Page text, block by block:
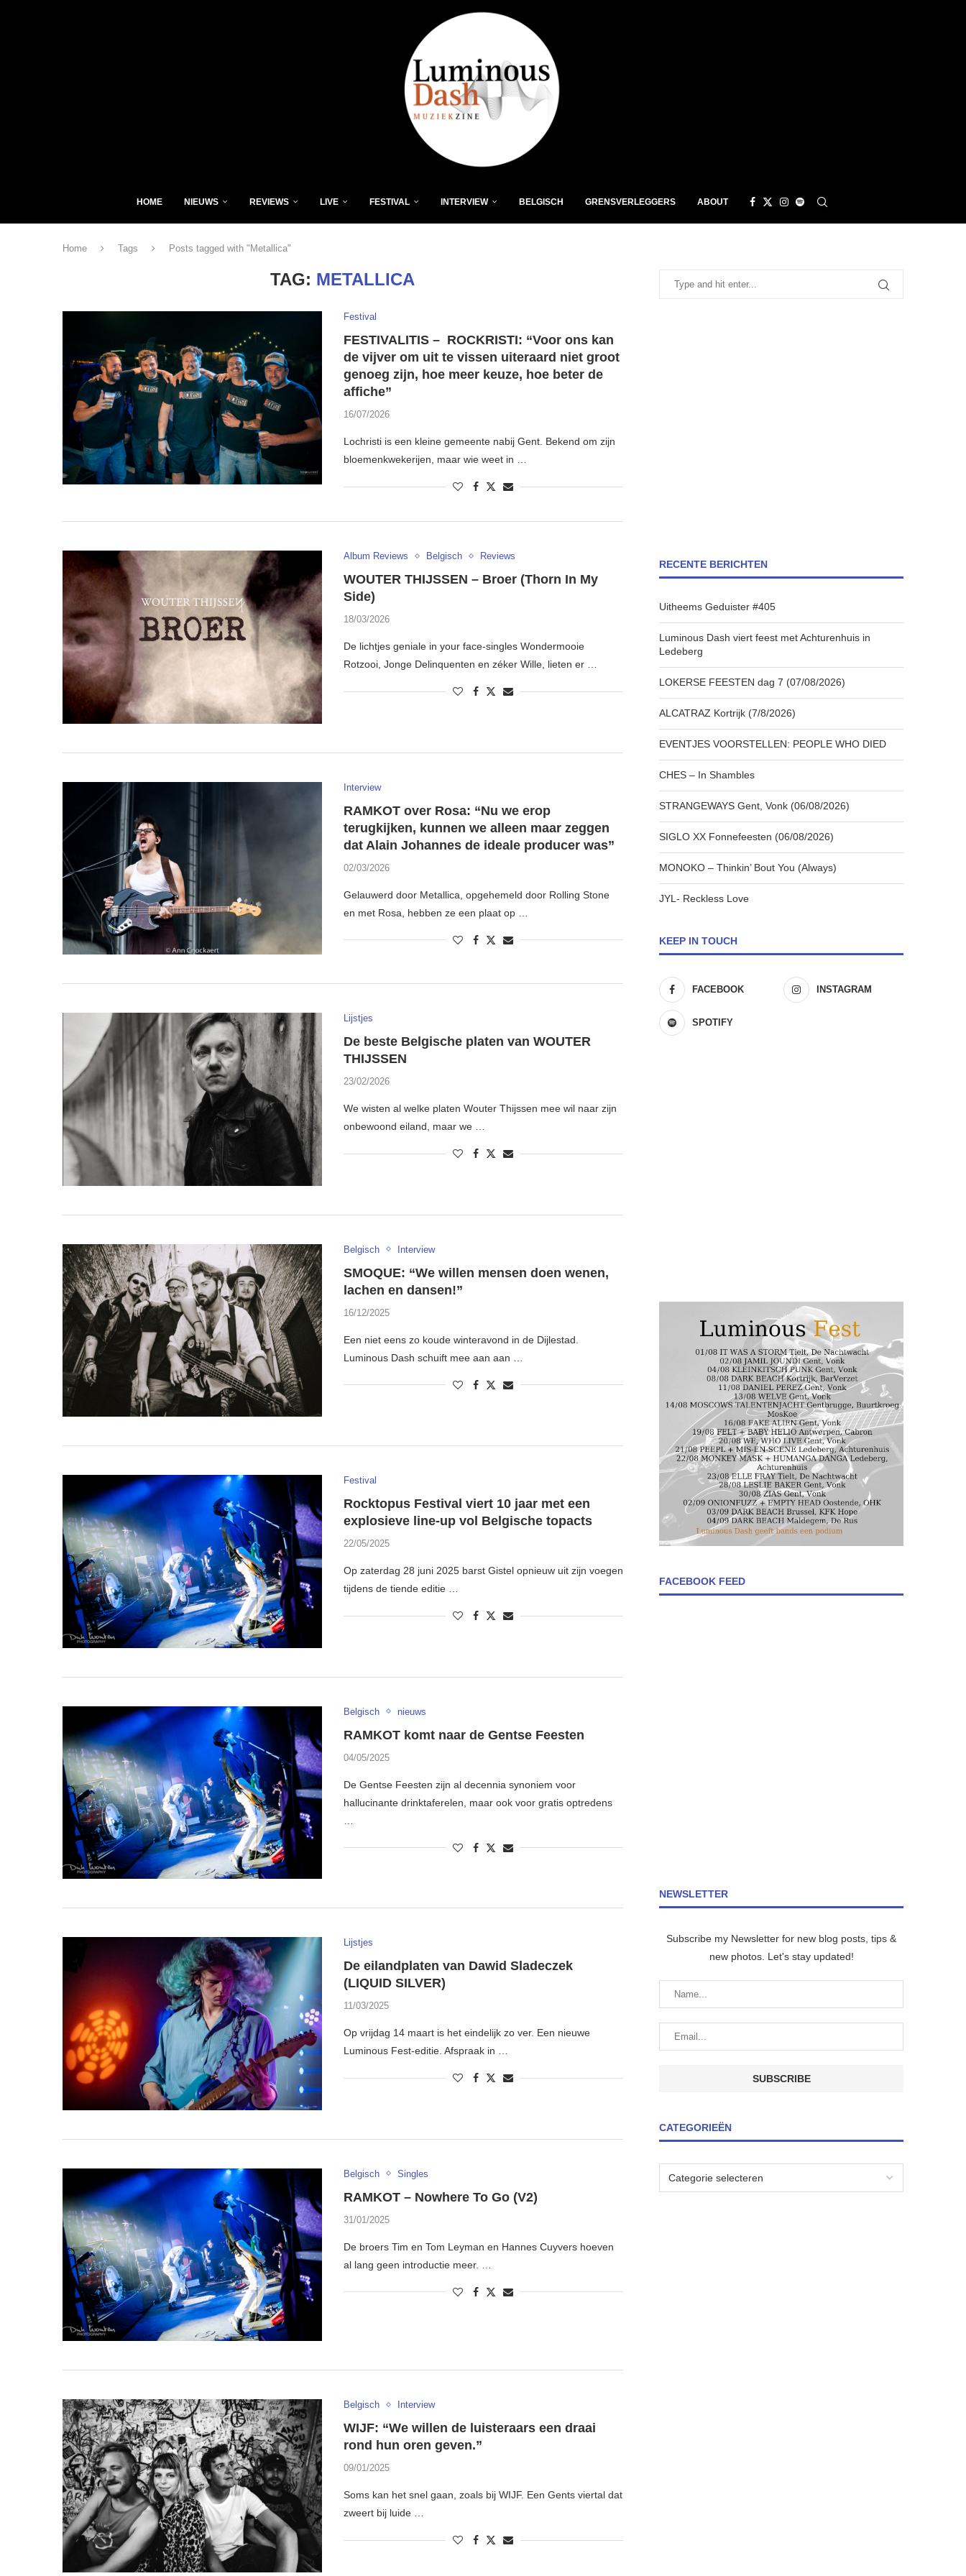
HOME NIEUWS REVIEWS LIVE FESTIVAL INTERVIEW BELGISCH GRENSVERLEGGERS ABOUT
Home Tags Posts tagged with "Metallica"
TAG: METALLICA
Festival
FESTIVALITIS – ROCKRISTI: “Voor ons kan
de vijver om uit te vissen uiteraard niet groot
genoeg zijn, hoe meer keuze, hoe beter de
affiche”
16/07/2026
Lochristi is een kleine gemeente nabij Gent. Bekend om zijn
bloemenkwekerijen, maar wie weet in …
Album Reviews Belgisch Reviews
WOUTER THIJSSEN – Broer (Thorn In My
Side)
18/03/2026
De lichtjes geniale in your face-singles Wondermooie
Rotzooi, Jonge Delinquenten en zéker Wille, lieten er …
Interview
RAMKOT over Rosa: “Nu we erop
terugkijken, kunnen we alleen maar zeggen
dat Alain Johannes de ideale producer was”
02/03/2026
Gelauwerd door Metallica, opgehemeld door Rolling Stone
en met Rosa, hebben ze een plaat op …
Lijstjes
De beste Belgische platen van WOUTER
THIJSSEN
23/02/2026
We wisten al welke platen Wouter Thijssen mee wil naar zijn
onbewoond eiland, maar we …
Belgisch Interview
SMOQUE: “We willen mensen doen wenen,
lachen en dansen!”
16/12/2025
Een niet eens zo koude winteravond in de Dijlestad.
Luminous Dash schuift mee aan aan …
Festival
Rocktopus Festival viert 10 jaar met een
explosieve line-up vol Belgische topacts
22/05/2025
Op zaterdag 28 juni 2025 barst Gistel opnieuw uit zijn voegen
tijdens de tiende editie …
Belgisch nieuws
RAMKOT komt naar de Gentse Feesten
04/05/2025
De Gentse Feesten zijn al decennia synoniem voor
hallucinante drinktaferelen, maar ook voor gratis optredens
Lijstjes
De eilandplaten van Dawid Sladeczek
(LIQUID SILVER)
11/03/2025
Op vrijdag 14 maart is het eindelijk zo ver. Een nieuwe
Luminous Fest-editie. Afspraak in …
Belgisch Singles
RAMKOT – Nowhere To Go (V2)
31/01/2025
De broers Tim en Tom Leyman en Hannes Cuyvers hoeven
al lang geen introductie meer. …
Belgisch Interview
WIJF: “We willen de luisteraars een draai
rond hun oren geven.”
09/01/2025
Soms kan het snel gaan, zoals bij WIJF. Een Gents viertal dat
zweert bij luide …
RECENTE BERICHTEN
Uitheems Geduister #405
Luminous Dash viert feest met Achturenhuis in
Ledeberg
LOKERSE FEESTEN dag 7 (07/08/2026)
ALCATRAZ Kortrijk (7/8/2026)
EVENTJES VOORSTELLEN: PEOPLE WHO DIED
CHES – In Shambles
STRANGEWAYS Gent, Vonk (06/08/2026)
SIGLO XX Fonnefeesten (06/08/2026)
MONOKO – Thinkin’ Bout You (Always)
JYL- Reckless Love
KEEP IN TOUCH
FACEBOOK INSTAGRAM
SPOTIFY
FACEBOOK FEED
NEWSLETTER
Subscribe my Newsletter for new blog posts, tips &
new photos. Let's stay updated!
CATEGORIEËN